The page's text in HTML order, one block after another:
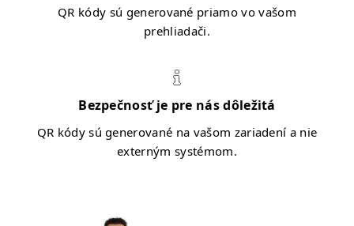
QR kódy sú generované priamo vo vašom
prehliadači.
Bezpečnosť je pre nás dôležitá
QR kódy sú generované na vašom zariadení a nie
externým systémom.